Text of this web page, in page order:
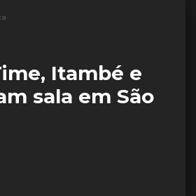
Itambé e
sala em São